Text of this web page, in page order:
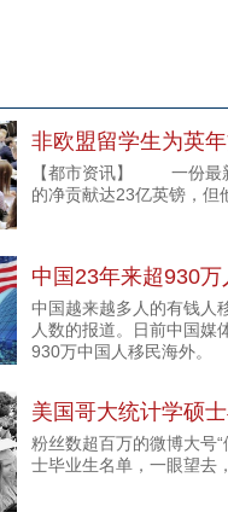
非欧盟留学生为英
【都市资讯】 一份最
的净贡献达23亿英镑，但
中国23年来超930
中国越来越多人的有钱人
人数的报道。日前中国媒
930万中国人移民海外。
美国哥大统计学硕
粉丝数超百万的微博大号
士毕业生名单，一眼望去